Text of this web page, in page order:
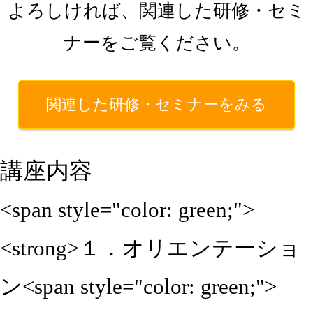
よろしければ、関連した研修・セミ
ナーをご覧ください。
関連した研修・セミナーをみる
講座内容
<span style="color: green;">
<strong>１．オリエンテーショ
ン<span style="color: green;">